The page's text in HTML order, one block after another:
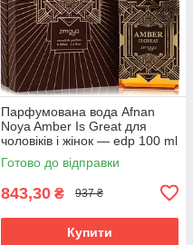
Парфумована вода Afnan
Noya Amber Is Great для
чоловіків і жінок — edp 100 ml
Готово до відправки
843,30 ₴ 937 ₴
Купити